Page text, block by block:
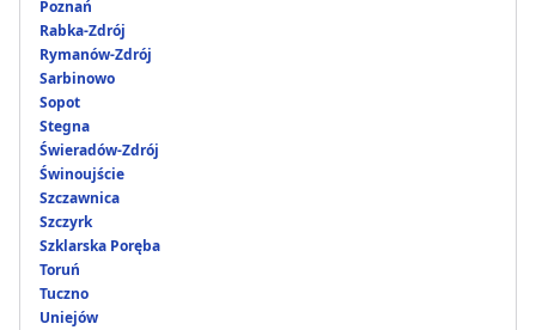
Poznań
Rabka-Zdrój
Rymanów-Zdrój
Sarbinowo
Sopot
Stegna
Świeradów-Zdrój
Świnoujście
Szczawnica
Szczyrk
Szklarska Poręba
Toruń
Tuczno
Uniejów